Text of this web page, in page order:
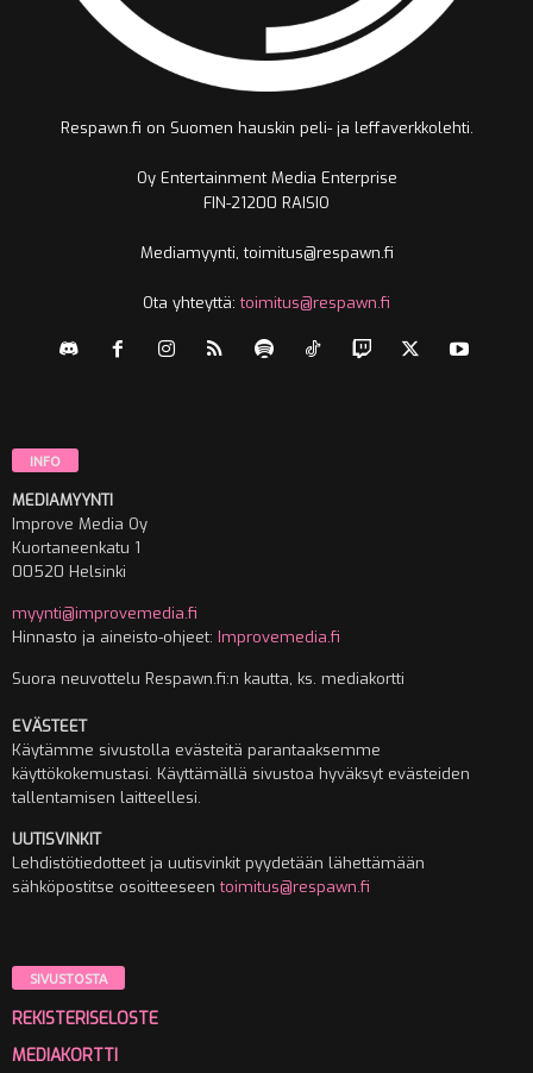
Respawn.fi on Suomen hauskin peli- ja leffaverkkolehti.
Oy Entertainment Media Enterprise
FIN-21200 RAISIO
Mediamyynti, toimitus@respawn.fi
Ota yhteyttä:toimitus@respawn.fi
INFO
MEDIAMYYNTI
Improve Media Oy
Kuortaneenkatu 1
00520 Helsinki
myynti@improvemedia.fi
Hinnasto ja aineisto-ohjeet: Improvemedia.fi
Suora neuvottelu Respawn.fi:n kautta, ks. mediakortti
EVÄSTEET
Käytämme sivustolla evästeitä parantaaksemme
käyttökokemustasi. Käyttämällä sivustoa hyväksyt evästeiden
tallentamisen laitteellesi.
UUTISVINKIT
Lehdistötiedotteet ja uutisvinkit pyydetään lähettämään
sähköpostitse osoitteeseentoimitus@respawn.fi
SIVUSTOSTA
REKISTERISELOSTE
MEDIAKORTTI